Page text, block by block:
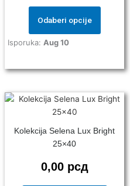
Odaberi opcije
may
chosen
product
Isporuka: Aug 10
Kolekcija Selena Lux Bright
25×40
0,00 рсд